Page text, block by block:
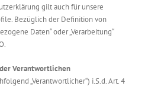
gilt auch für unsere
Bezüglich der Definition von
Daten“ oder „Verarbeitung“
Verantwortlichen
„Verantwortlicher“) i.S.d. Art. 4